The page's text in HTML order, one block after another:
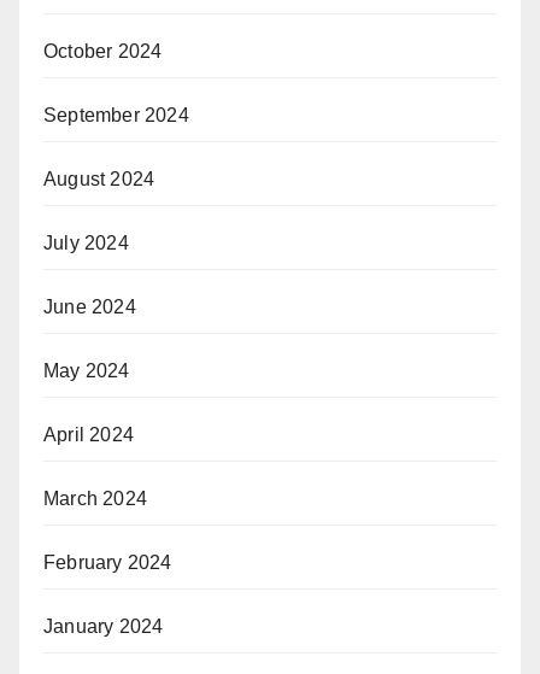
October 2024
September 2024
August 2024
July 2024
June 2024
May 2024
April 2024
March 2024
February 2024
January 2024